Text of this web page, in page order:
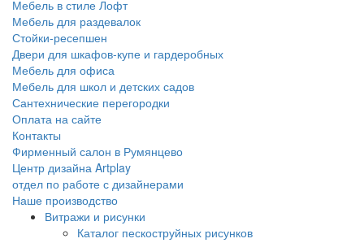
Мебель в стиле Лофт
Мебель для раздевалок
Стойки-ресепшен
Двери для шкафов-купе и гардеробных
Мебель для офиса
Мебель для школ и детских садов
Сантехнические перегородки
Оплата на сайте
Контакты
Фирменный салон в Румянцево
Центр дизайна Artplay
отдел по работе с дизайнерами
Наше производство
Витражи и рисунки
Каталог пескоструйных рисунков